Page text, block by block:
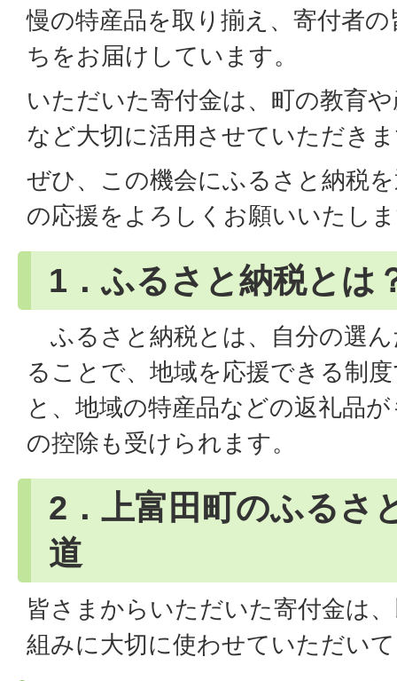
慢の特産品を取り揃え、寄付者
ちをお届けしています。
いただいた寄付金は、町の教育
など大切に活用させていただき
ぜひ、この機会にふるさと納税
の応援をよろしくお願いいたし
1．ふるさと納税とは
ふるさと納税とは、自分の選
ることで、地域を応援できる制
と、地域の特産品などの返礼品
の控除も受けられます。
2．上富田町のふるさ
道
皆さまからいただいた寄付金は
組みに大切に使わせていただい